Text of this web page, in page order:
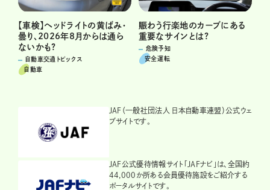
【車検】ヘッドライトの黄ばみ・
曇り、2026年8月からは通ら
ないかも?
自動車交通トピックス
自動車
賑わう行楽地のカーブにある
重要なサインとは?
危険予知
安全運転
JAF（一般社団法人 日本自動車連盟）公式ウェ
ブサイトです。
JAF公式優待情報サイト「JAFナビ」は、全国約
44,000か所ある会員優待施設をご紹介する
ポータルサイトです。